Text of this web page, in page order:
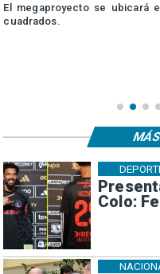
El megaproyecto se ubicará
cuadrados.
Colo: